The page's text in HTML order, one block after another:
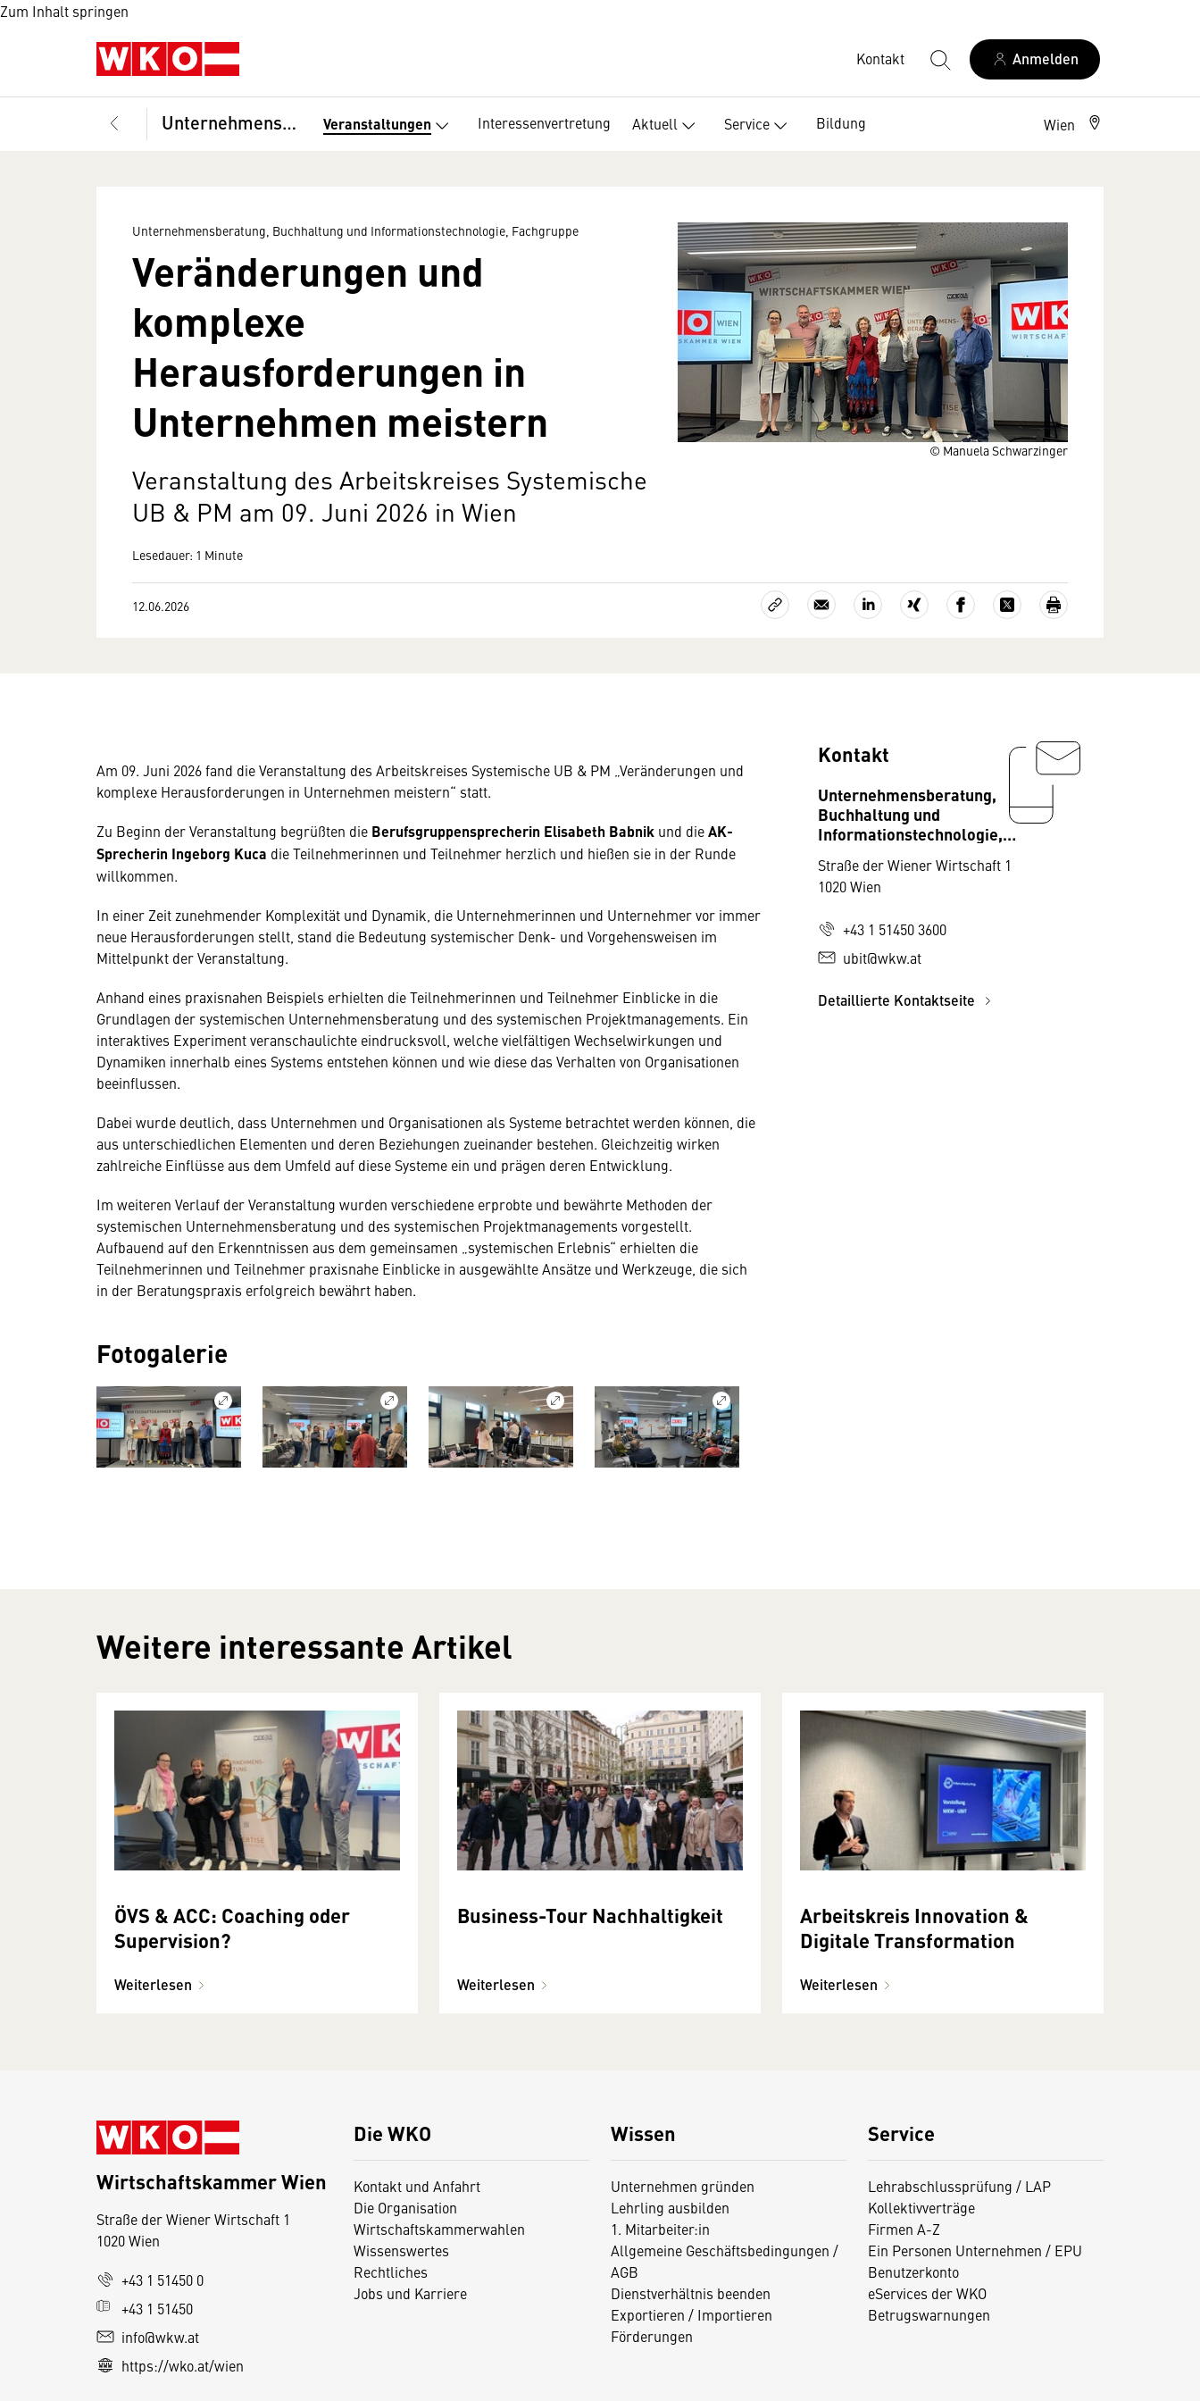
Zum Inhalt springen
Kontakt Anmelden
Unternehmensberatung, Buchhaltung und Informationstechnologie, Fachgruppe Veranstaltungen Interessenvertretung Aktuell Service Bildung Wien
© Manuela Schwarzinger
Unternehmensberatung, Buchhaltung und Informationstechnologie, Fachgruppe
Veränderungen und
komplexe
Herausforderungen in
Unternehmen meistern
Veranstaltung des Arbeitskreises Systemische
UB & PM am 09. Juni 2026 in Wien
Lesedauer: 1 Minute
12.06.2026
Am 09. Juni 2026 fand die Veranstaltung des Arbeitskreises Systemische UB & PM „Veränderungen und
komplexe Herausforderungen in Unternehmen meistern“ statt.
Zu Beginn der Veranstaltung begrüßten die Berufsgruppensprecherin Elisabeth Babnik und dieAK-
Sprecherin Ingeborg Kuca die Teilnehmerinnen und Teilnehmer herzlich und hießen sie in der Runde
willkommen.
In einer Zeit zunehmender Komplexität und Dynamik, die Unternehmerinnen und Unternehmer vor immer
neue Herausforderungen stellt, stand die Bedeutung systemischer Denk- und Vorgehensweisen im
Mittelpunkt der Veranstaltung.
Anhand eines praxisnahen Beispiels erhielten die Teilnehmerinnen und Teilnehmer Einblicke in die
Grundlagen der systemischen Unternehmensberatung und des systemischen Projektmanagements. Ein
interaktives Experiment veranschaulichte eindrucksvoll, welche vielfältigen Wechselwirkungen und
Dynamiken innerhalb eines Systems entstehen können und wie diese das Verhalten von Organisationen
beeinflussen.
Dabei wurde deutlich, dass Unternehmen und Organisationen als Systeme betrachtet werden können, die
aus unterschiedlichen Elementen und deren Beziehungen zueinander bestehen. Gleichzeitig wirken
zahlreiche Einflüsse aus dem Umfeld auf diese Systeme ein und prägen deren Entwicklung.
Im weiteren Verlauf der Veranstaltung wurden verschiedene erprobte und bewährte Methoden der
systemischen Unternehmensberatung und des systemischen Projektmanagements vorgestellt.
Aufbauend auf den Erkenntnissen aus dem gemeinsamen „systemischen Erlebnis“ erhielten die
Teilnehmerinnen und Teilnehmer praxisnahe Einblicke in ausgewählte Ansätze und Werkzeuge, die sich
in der Beratungspraxis erfolgreich bewährt haben.
Fotogalerie
Kontakt
Unternehmensberatung,
Buchhaltung und
Informationstechnologie,
Straße der Wiener Wirtschaft 1
1020 Wien
+43 1 51450 3600
ubit@wkw.at
Detaillierte Kontaktseite
Weitere interessante Artikel
ÖVS & ACC: Coaching oder
Supervision?
Weiterlesen
Business-Tour Nachhaltigkeit
Weiterlesen
Arbeitskreis Innovation &
Digitale Transformation
Weiterlesen
Die WKO
Kontakt und Anfahrt
Die Organisation
Wirtschaftskammerwahlen
Wissenswertes
Rechtliches
Jobs und Karriere
Wissen
Unternehmen gründen
Lehrling ausbilden
1. Mitarbeiter:in
Allgemeine Geschäftsbedingungen /
AGB
Dienstverhältnis beenden
Exportieren / Importieren
Förderungen
Service
Lehrabschlussprüfung / LAP
Kollektivverträge
Firmen A-Z
Ein Personen Unternehmen / EPU
Benutzerkonto
eServices der WKO
Betrugswarnungen
Wirtschaftskammer Wien
Straße der Wiener Wirtschaft 1
1020 Wien
+43 1 51450 0
+43 1 51450
info@wkw.at
https://wko.at/wien